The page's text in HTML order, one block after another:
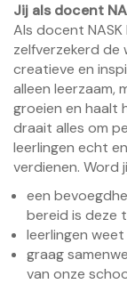
Jij als docent
Als docent
zelfverzekerd
creatieve en
alleen leerzaam,
groeien en haalt
draait alles om
leerlingen echt
verdienen. Word
een
bereid is deze
leerlingen
graag
van onze